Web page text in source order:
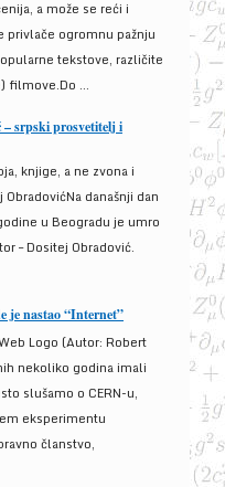
a može se reći i
privlače ogromnu pažnju
tekstove, različite
filmove.Do ...
srpski prosvetitelj i
knjige, a ne zvona i
današnji dan
u Beogradu je umro
– Dositej Obradović.
je nastao “Internet”
Logo (Autor: Robert
nekoliko godina imali
slušamo o CERN-u,
eksperimentu
članstvo,